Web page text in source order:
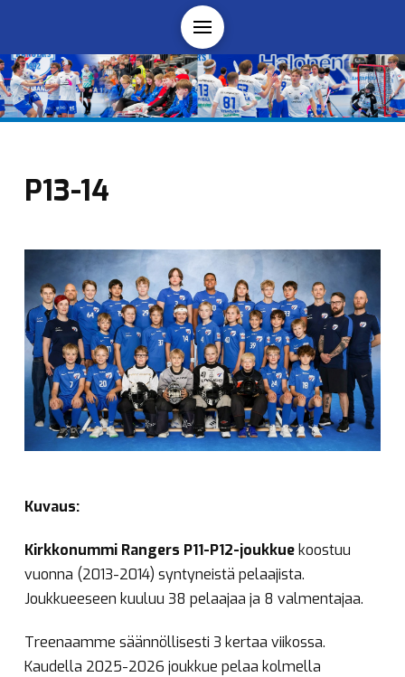
P13-14
Kuvaus:
Kirkkonummi Rangers P11-P12-joukkuekoostuu
vuonna (2013-2014) syntyneistä pelaajista.
Joukkueeseen kuuluu 38 pelaajaa ja 8 valmentajaa.
Treenaamme säännöllisesti 3 kertaa viikossa.
Kaudella 2025-2026 joukkue pelaa kolmella